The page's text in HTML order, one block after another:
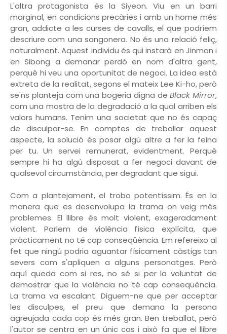
L'altra protagonista és la Siyeon. Viu en un barri
marginal, en condicions precàries i amb un home més
gran, addicte a les curses de cavalls, el que podríem
descriure com una sangonera. No és una relació feliç,
naturalment. Aquest individu és qui instarà en Jinman i
en Sibong a demanar perdó en nom d'altra gent,
perquè hi veu una oportunitat de negoci. La idea està
extreta de la realitat, segons el mateix Lee Ki-ho, però
se'ns planteja com una bogeria digna deBlack Mirror,
com una mostra de la degradació a la qual arriben els
valors humans. Tenim una societat que no és capaç
de disculpar-se. En comptes de treballar aquest
aspecte, la solució és posar algú altre a fer la feina
per tu. Un servei remunerat, evidentment. Perquè
sempre hi ha algú disposat a fer negoci davant de
qualsevol circumstància, per degradant que sigui.
Com a plantejament, el trobo potentíssim. És en la
manera que es desenvolupa la trama on veig més
problemes. El llibre és molt violent, exageradament
violent. Parlem de violència física explícita, que
pràcticament no té cap conseqüència. Em refereixo al
fet que ningú podria aguantar físicament càstigs tan
severs com s'apliquen a alguns personatges. Però
aquí queda com si res, no sé si per la voluntat de
demostrar que la violència no té cap conseqüència.
La trama va escalant. Diguem-ne que per acceptar
les disculpes, el preu que demana la persona
agreujada cada cop és més gran. Ben treballat, però
l'autor se centra en un únic cas i això fa que el llibre